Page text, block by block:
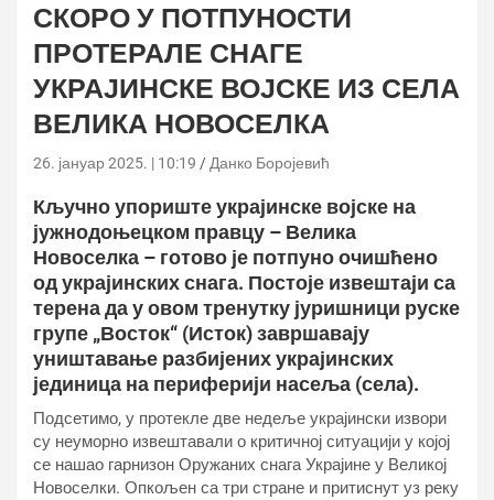
СКОРО У ПОТПУНОСТИ
ПРОТЕРАЛЕ СНАГЕ
УКРАЈИНСКЕ ВОЈСКЕ ИЗ СЕЛА
ВЕЛИКА НОВОСЕЛКА
26. јануар 2025. | 10:19 Данко Боројевић
Кључно упориште украјинске војске на
јужнодоњецком правцу – Велика
Новоселка – готово је потпуно очишћено
од украјинских снага. Постоје извештаји са
терена да у овом тренутку јуришници руске
групе „Восток“ (Исток) завршавају
уништавање разбијених украјинских
јединица на периферији насеља (села).
Подсетимо, у протекле две недеље украјински извори
су неуморно извештавали о критичној ситуацији у којој
се нашао гарнизон Оружаних снага Украјине у Великој
Новоселки. Опкољен са три стране и притиснут уз реку